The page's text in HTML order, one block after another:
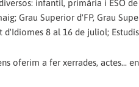
infantil, primària i ESO
Grau Superior d'FP, Grau
d'Idiomes 8 al 16 de juliol;
oferim a fer xerrades, actes...